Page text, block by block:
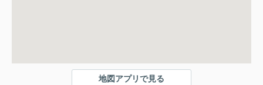
地図アプリで見る